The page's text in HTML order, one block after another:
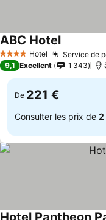
4 Étoiles Hotel Service de
ABC Hotel
9,1 Excellent 1 343
De 221 €
Consulter les prix de 2
Hotel Pantheon